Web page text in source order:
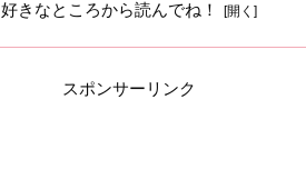
好きなところから読んでね！
スポンサーリンク